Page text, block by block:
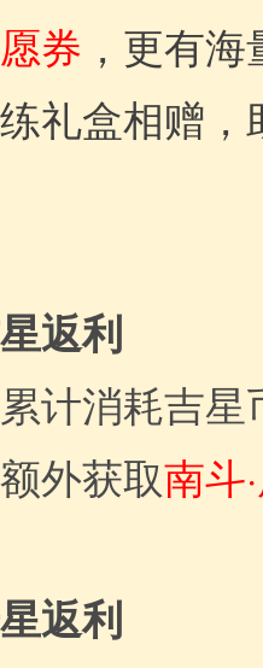
券 ，更有
礼盒相赠，
返利
计消耗吉星
外获取南斗
返利